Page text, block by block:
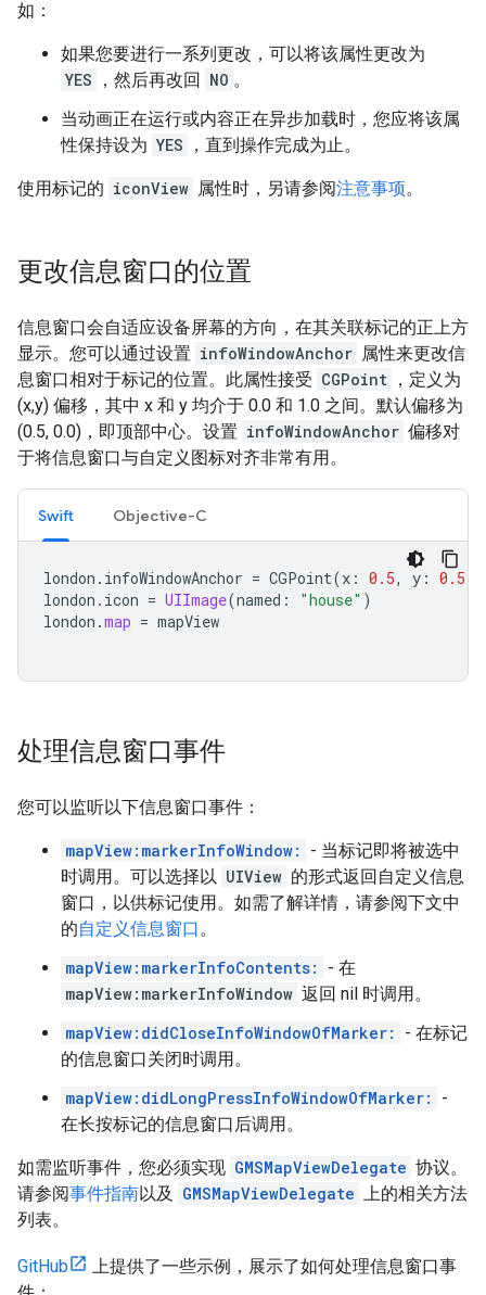
如：
如果您要进行一系列更改，可以将该属性更改为
YES
，然后再改回 NO 。
当动画正在运行或内容正在异步加载时，您应将该属
性保持设为 YES ，直到操作完成为止。
使用标记的 iconView 属性时，另请参阅注意事项。
更改信息窗口的位置
信息窗口会自适应设备屏幕的方向，在其关联标记的正上方
显示。您可以通过设置 infoWindowAnchor 属性来更改信
息窗口相对于标记的位置。此属性接受 CGPoint
，定义为
(x,y) 偏移，其中 x 和 y 均介于 0.0 和 1.0 之间。默认偏移为
(0.5, 0.0)，即顶部中心。设置 infoWindowAnchor 偏移对
于将信息窗口与自定义图标对齐非常有用。
Swift Objective-C
london . infoWindowAnchor = CGPoint(x : 0.5, y : 0.5
london . icon = UIImage(named : "house" )
london .map = mapView
处理信息窗口事件
您可以监听以下信息窗口事件：
mapView:markerInfoWindow:
- 当标记即将被选中
时调用。可以选择以 UIView 的形式返回自定义信息
窗口，以供标记使用。如需了解详情，请参阅下文中
的自定义信息窗口 。
mapView:markerInfoContents:
- 在
mapView:markerInfoWindow 返回 nil 时调用。
mapView:didCloseInfoWindowOfMarker:
- 在标记
的信息窗口关闭时调用。
mapView:didLongPressInfoWindowOfMarker:
-
在长按标记的信息窗口后调用。
如需监听事件，您必须实现 GMSMapViewDelegate 协议。
请参阅事件指南以及 GMSMapViewDelegate
上的相关方法
列表。
GitHub
上提供了一些示例，展示了如何处理信息窗口事